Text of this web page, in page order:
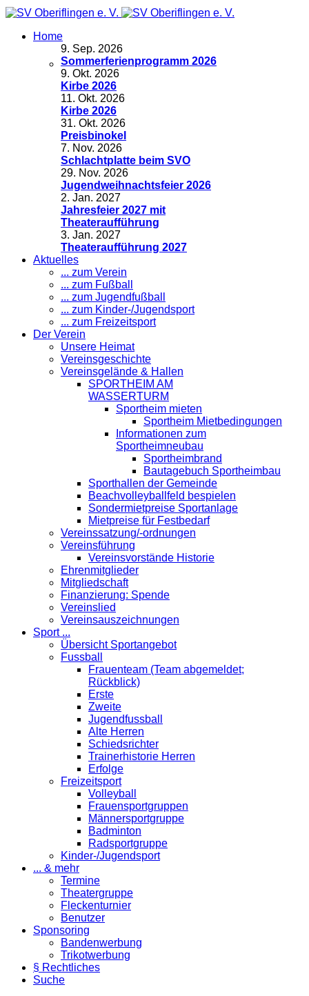
Home
9. Sep. 2026
Sommerferienprogramm 2026
9. Okt. 2026
Kirbe 2026
11. Okt. 2026
Kirbe 2026
31. Okt. 2026
Preisbinokel
7. Nov. 2026
Schlachtplatte beim SVO
29. Nov. 2026
Jugendweihnachtsfeier 2026
2. Jan. 2027
Jahresfeier 2027 mit
Theateraufführung
3. Jan. 2027
Theateraufführung 2027
Aktuelles
... zum Verein
... zum Fußball
... zum Jugendfußball
... zum Kinder-/Jugendsport
... zum Freizeitsport
Der Verein
Unsere Heimat
Vereinsgeschichte
Vereinsgelände & Hallen
SPORTHEIM AM
WASSERTURM
Sportheim mieten
Sportheim Mietbedingungen
Informationen zum
Sportheimneubau
Sportheimbrand
Bautagebuch Sportheimbau
Sporthallen der Gemeinde
Beachvolleyballfeld bespielen
Sondermietpreise Sportanlage
Mietpreise für Festbedarf
Vereinssatzung/-ordnungen
Vereinsführung
Vereinsvorstände Historie
Ehrenmitglieder
Mitgliedschaft
Finanzierung: Spende
Vereinslied
Vereinsauszeichnungen
Sport ...
Übersicht Sportangebot
Fussball
Frauenteam (Team abgemeldet;
Rückblick)
Erste
Zweite
Jugendfussball
Alte Herren
Schiedsrichter
Trainerhistorie Herren
Erfolge
Freizeitsport
Volleyball
Frauensportgruppen
Männersportgruppe
Badminton
Radsportgruppe
Kinder-/Jugendsport
... & mehr
Termine
Theatergruppe
Fleckenturnier
Benutzer
Sponsoring
Bandenwerbung
Trikotwerbung
§ Rechtliches
Suche